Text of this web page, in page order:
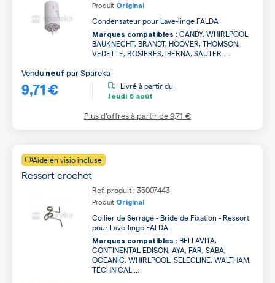
Produit Original
Condensateur pour Lave-linge FALDA
Marques compatibles : CANDY, WHIRLPOOL,
BAUKNECHT, BRANDT, HOOVER, THOMSON,
VEDETTE, ROSIERES, IBERNA, SAUTER ...
9,71 €
Vendu neuf parSpareka
Livré à partir du
Jeudi 6 août
Plus d’offres à partir de9,71 €
Aide en visio incluse
Ressort crochet
Ref. produit : 35007443
Produit Original
Collier de Serrage - Bride de Fixation - Ressort
pour Lave-linge FALDA
Marques compatibles : BELLAVITA,
CONTINENTAL EDISON, AYA, FAR, SABA,
OCEANIC, WHIRLPOOL, SELECLINE, WALTHAM,
TECHNICAL ...